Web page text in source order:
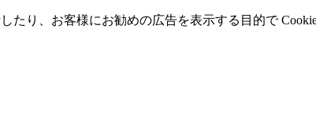
り、お客様にお勧めの広告を表⽰する⽬的で